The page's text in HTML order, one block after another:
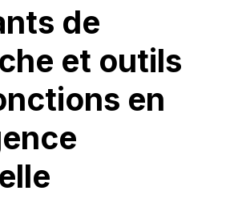
de
et outils
en